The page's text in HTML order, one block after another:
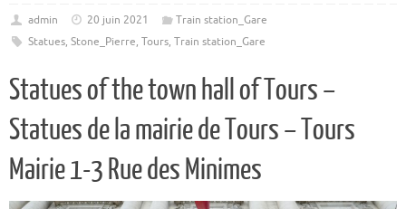
admin 20 juin 2021
Train station_Gare
Statues, Stone_Pierre, Tours, Train station_Gare
Statues of the town hall of Tours –
Statues de la mairie de Tours – Tours
Mairie 1-3 Rue des Minimes